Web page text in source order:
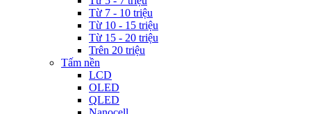
Từ 7 - 10 triệu
Từ 10 - 15 triệu
Từ 15 - 20 triệu
Trên 20 triệu
Tấm nền
LCD
OLED
QLED